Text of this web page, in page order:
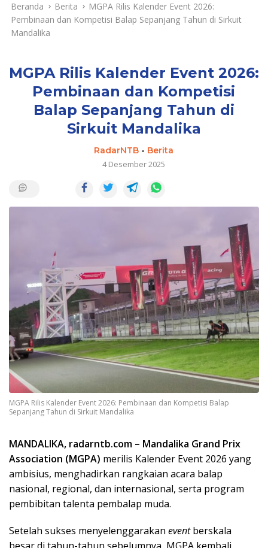
Beranda Berita
MGPA Rilis Kalender Event 2026:
Pembinaan dan Kompetisi Balap Sepanjang Tahun di Sirkuit
Mandalika
MGPA Rilis Kalender Event 2026:
Pembinaan dan Kompetisi
Balap Sepanjang Tahun di
Sirkuit Mandalika
RadarNTB - Berita
4 Desember 2025
MGPA Rilis Kalender Event 2026: Pembinaan dan Kompetisi Balap
Sepanjang Tahun di Sirkuit Mandalika
MANDALIKA, radarntb.com – Mandalika Grand Prix
Association (MGPA) merilis Kalender Event 2026 yang
ambisius, menghadirkan rangkaian acara balap
nasional, regional, dan internasional, serta program
pembibitan talenta pembalap muda.
Setelah sukses menyelenggarakan eventberskala